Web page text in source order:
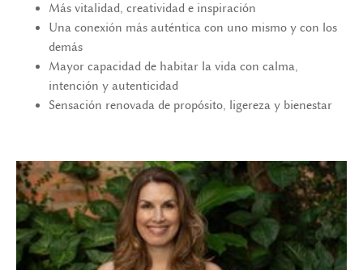
Más vitalidad, creatividad e inspiración
Una conexión más auténtica con uno mismo y con los
demás
Mayor capacidad de habitar la vida con calma,
intención y autenticidad
Sensación renovada de propósito, ligereza y bienestar